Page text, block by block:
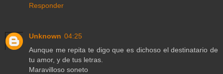
Responder
Unknown 04:25
Aunque me repita te digo que es dichoso el destinatario de
tu amor, y de tus letras.
Maravilloso soneto